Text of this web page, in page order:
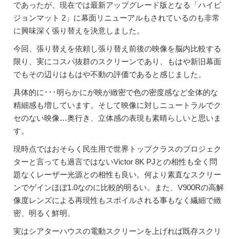
であったが、現在では最新アップグレード版となる「ハイビ
ジョンマット 2」に幕面リニューアルもされているのも非常
に興味深く張り替えを決意しました。
今回、張り替えを依頼し張り替え前後の映像を脳内比較する
限り、実にコスパ抜群のスクリーンであり、もはや新旧幕面
でもその辺りはもはや不動の評価であると感じました。
具体的に･･･明らかにが映が緻密で色の密度感など全体的な
精細感も増しています。そして映像に対しニュートラルでク
セのない映像…奥行き、立体感の表現も素晴らしいと思いま
す。
現時点ではおそらく民生用で世界トップクラスのプロジェク
ターと言っても過言ではないVictor 8K PJとの相性も全く問
題なくレーザー光源との相性も良い。何より素直なスクリー
ンでゲインほぼ1.0なのに比較的明るい。また、V900Rの高解
像度レンズによる再現性もスポイルされる事もなく繊細で緻
密、明るく鮮明。
実はシアターハウスの電動スクリーンを上げれば既存スクリ